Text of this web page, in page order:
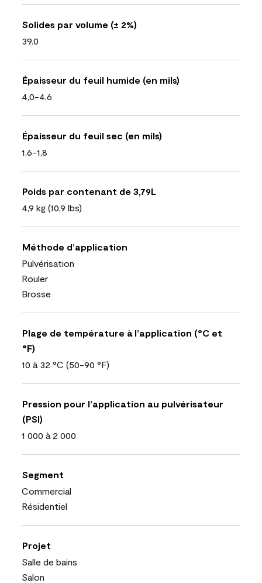
Solides par volume (± 2%)
39.0
Épaisseur du feuil humide (en mils)
4,0-4,6
Épaisseur du feuil sec (en mils)
1,6-1,8
Poids par contenant de 3,79L
4,9 kg (10,9 lbs)
Méthode d’application
Pulvérisation
Rouler
Brosse
Plage de température à l’application (°C et
°F)
10 à 32 °C (50-90 °F)
Pression pour l’application au pulvérisateur
(PSI)
1 000 à 2 000
Segment
Commercial
Résidentiel
Projet
Salle de bains
Salon